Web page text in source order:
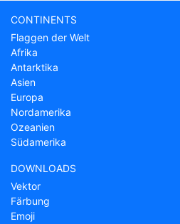
CONTINENTS
Flaggen der Welt
Afrika
Antarktika
Asien
Europa
Nordamerika
Ozeanien
Südamerika
DOWNLOADS
Vektor
Färbung
Emoji